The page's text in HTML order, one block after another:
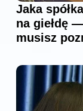
Jaka
na giełdę
musisz